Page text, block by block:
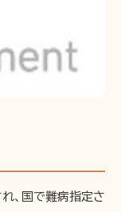
、国で難病指定さ